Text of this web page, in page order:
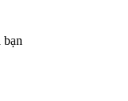
bạn